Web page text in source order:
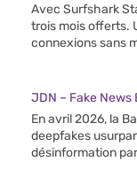
Avec Surfshark
trois mois offerts.
connexions sans
JDN – Fake News
En avril 2026, la
deepfakes
désinformation